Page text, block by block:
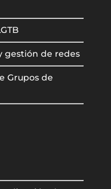
gestión de redes
Grupos de